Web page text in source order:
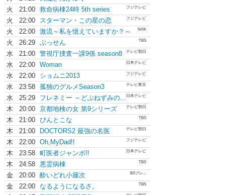
火 21:00 救命病棟24時 5th series フジテレビ
火 22:00 スターマン・この星の恋 フジテレビ
火 22:00 激流～私を憶えていますか？～ NHK
火 26:29 ぶっせん TBS
水 21:00 警視庁捜査一課9係 season8 テレビ朝日
水 22:00 Woman 日本テレビ
水 22:00 ショムニ2013 フジテレビ
水 23:58 孤独のグルメSeason3 テレビ東京
水 25:29 フレネミー ～どぶねずみの... 日本テレビ
木 20:00 京都地検の女 第9シリーズ テレビ朝日
木 21:00 ぴんとこな TBS
木 21:00 DOCTORS2 最強の名医 テレビ朝日
木 22:00 Oh,MyDad!! フジテレビ
木 23:58 町医者ジャンボ!! 日本テレビ
木 24:58 悪霊病棟 TBS
金 20:00 酔いどれ小籐次 BSプレ...
金 22:00 なるようになるさ。 TBS